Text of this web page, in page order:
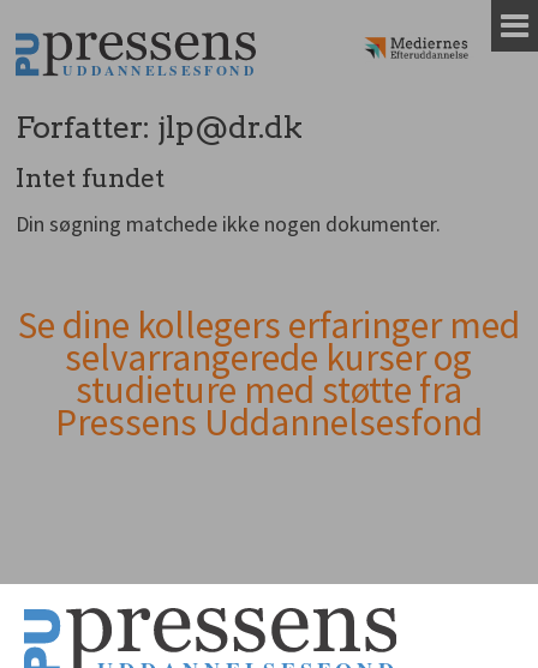
til
indhold
Forfatter: jlp@dr.dk
Intet fundet
Din søgning matchede ikke nogen dokumenter.
Andet
indhold
Se dine kollegers erfaringer med
selvarrangerede kurser og
studieture med støtte fra
Pressens Uddannelsesfond
Tag fat i os med dine spørgsmål!
© 2017 Pressens Uddannelsesfond, Rådhuspladsen 16, 4. sal, 1550